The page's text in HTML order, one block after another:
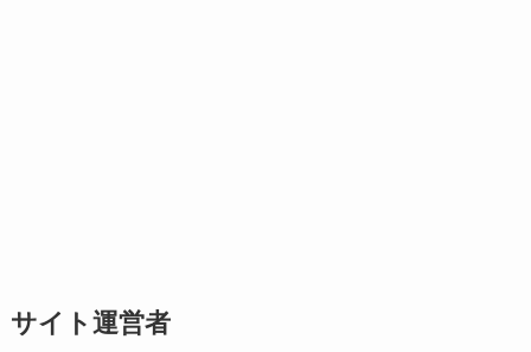
サイト運営者